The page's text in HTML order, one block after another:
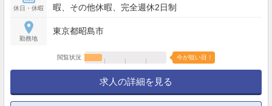
休日・休暇
暇、その他休暇、完全週休2日制
勤務地
東京都昭島市
閲覧状況 今が狙い目！
求人の詳細を見る